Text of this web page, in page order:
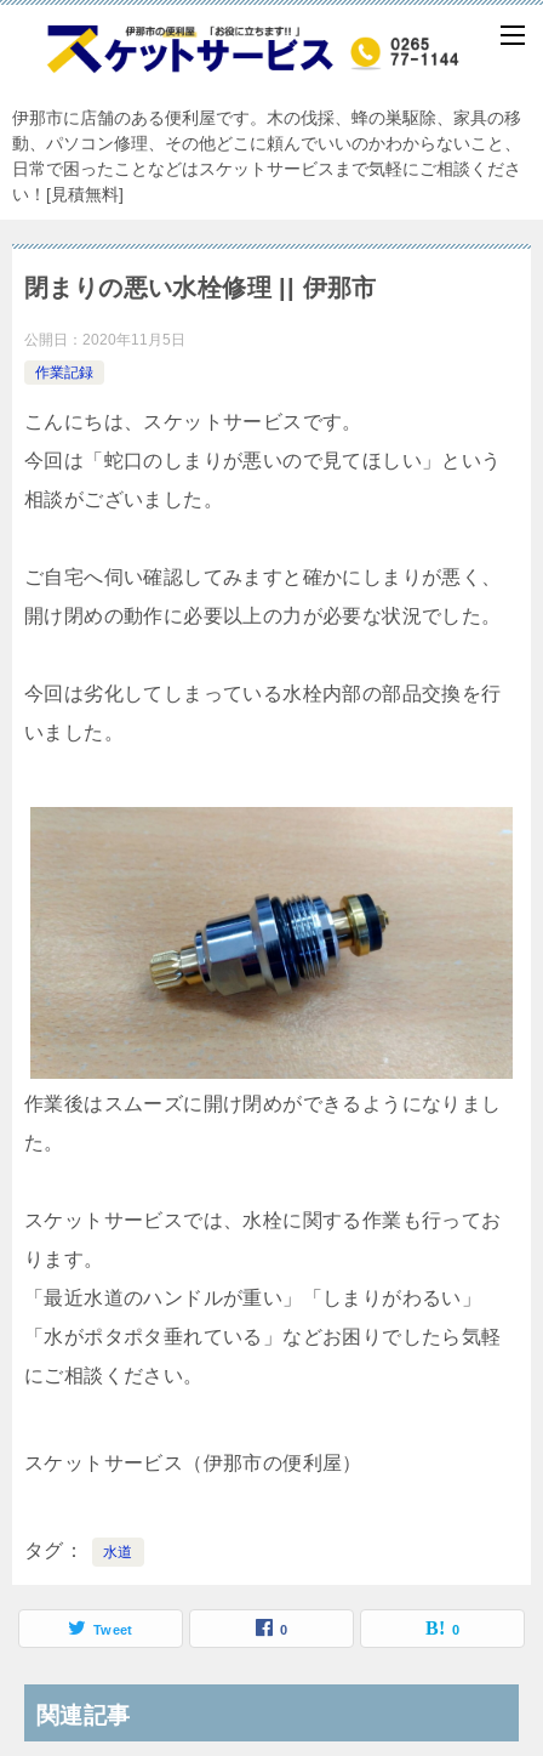
伊那市に店舗のある便利屋です。木の伐採、蜂の巣駆除、家具の移
動、パソコン修理、その他どこに頼んでいいのかわからないこと、
日常で困ったことなどはスケットサービスまで気軽にご相談くださ
い！[見積無料]
閉まりの悪い水栓修理 || 伊那市
公開日： 2020年11月5日
作業記録
こんにちは、スケットサービスです。
今回は「蛇口のしまりが悪いので見てほしい」という
相談がございました。
ご自宅へ伺い確認してみますと確かにしまりが悪く、
開け閉めの動作に必要以上の力が必要な状況でした。
今回は劣化してしまっている水栓内部の部品交換を行
いました。
作業後はスムーズに開け閉めができるようになりまし
た。
スケットサービスでは、水栓に関する作業も行ってお
ります。
「最近水道のハンドルが重い」「しまりがわるい」
「水がポタポタ垂れている」などお困りでしたら気軽
にご相談ください。
スケットサービス（伊那市の便利屋）
タグ 水道
Tweet 0 0
関連記事